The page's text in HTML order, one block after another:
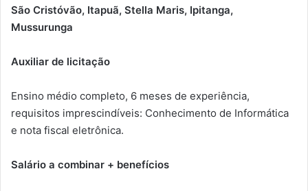
São Cristóvão, Itapuã, Stella Maris, Ipitanga,
Mussurunga
Auxiliar de licitação
Ensino médio completo, 6 meses de experiência,
requisitos imprescindíveis: Conhecimento de Informática
e nota fiscal eletrônica.
Salário a combinar + benefícios